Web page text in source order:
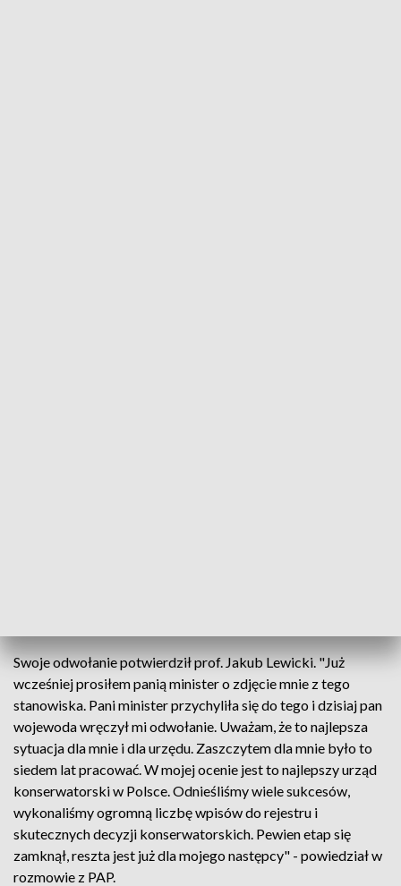
Swoje odwołanie potwierdził prof. Jakub Lewicki. "Już
wcześniej prosiłem panią minister o zdjęcie mnie z tego
stanowiska. Pani minister przychyliła się do tego i dzisiaj pan
wojewoda wręczył mi odwołanie. Uważam, że to najlepsza
sytuacja dla mnie i dla urzędu. Zaszczytem dla mnie było to
siedem lat pracować. W mojej ocenie jest to najlepszy urząd
konserwatorski w Polsce. Odnieśliśmy wiele sukcesów,
wykonaliśmy ogromną liczbę wpisów do rejestru i
skutecznych decyzji konserwatorskich. Pewien etap się
zamknął, reszta jest już dla mojego następcy" - powiedział w
rozmowie z PAP.